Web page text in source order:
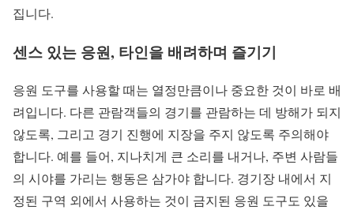
집니다.
센스 있는 응원, 타인을 배려하며 즐기기
응원 도구를 사용할 때는 열정만큼이나 중요한 것이 바로 배
려입니다. 다른 관람객들의 경기를 관람하는 데 방해가 되지
않도록, 그리고 경기 진행에 지장을 주지 않도록 주의해야
합니다. 예를 들어, 지나치게 큰 소리를 내거나, 주변 사람들
의 시야를 가리는 행동은 삼가야 합니다. 경기장 내에서 지
정된 구역 외에서 사용하는 것이 금지된 응원 도구도 있을